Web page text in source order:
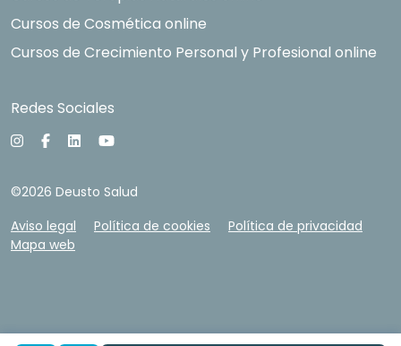
Cursos de Cosmética online
Cursos de Crecimiento Personal y Profesional online
Redes Sociales
©2026 Deusto Salud
Aviso legal
Política de cookies
Política de privacidad
Mapa web